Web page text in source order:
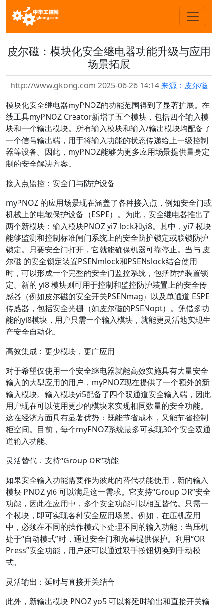
皮尔磁：模块化安全继电器功能升级与应用
场景拓展
http://www.gkong.com 2025-06-26 14:14来源：皮尔磁
模块化安全继电器myPNOZ的功能范围得到了显著扩展。在
线工具myPNOZ Creator新增了五个模块，包括四个输入模
块和一个输出模块。所有输入模块和输入/输出模块均配备了
一个信号输出端，用于将输入功能的状态传递给上一级控制
器等设备。因此，myPNOZ能够为更多应用场景提供量身定
制的安全解决方案。
接入点监控：安全门与防护设备
myPNOZ 的应用场景现在涵盖了各种接入点，例如安全门或
机械上的电敏保护设备（ESPE）。为此，安全继电器推出了
两个新模块：输入模块PNOZ yi7 lock和yi8。其中，yi7 模块
能够监测和控制标准闸门系统上的安全防护锁定或联锁防护
锁定。只要安全门打开，它就能确保机器可靠停止。当与 皮
尔磁 的安全锁定装置PSENmlock和PSENslock结合使用
时，可以形成一个完整的安全门监控系统，包括防护装置锁
定。新的 yi8 模块则可用于控制和监控防护装置上的安全传
感器（例如皮尔磁的安全开关PSENmag）以及单通道 ESPE
传感器，包括安全光栅（如皮尔磁的PSENopt）。凭借多功
能的yi8模块，用户只需一个输入模块，就能更灵活地实现生
产安全自动化。
高效集成：更少模块，更广应用
对于希望仅使用一个安全继电器就能高效实施具有大量安全
输入的大型应用的用户，myPNOZ现在提供了一个额外的新
输入模块。输入模块yi5配备了四个双通道安全输入端，因此
用户现在可以使用更少的模块来实现相同数量的安全功能。
这在经济方面具有显著优势：既能节省成本，又能节省控制
柜空间。目前，每个myPNOZ系统最多可实现30个安全双通
道输入功能。
灵活替代：支持“Group OR”功能
如果安全输入功能需要作为彼此的替代功能使用，新的输入
模块 PNOZ yi6 可以满足这一需求。它支持“Group OR”安全
功能，因此在应用中，多个安全功能可以相互替代。只需一
个模块，即可实现各种安全应用场景。例如，在压机应用
中，必须在不同的操作模式下处理不同的输入功能：当压机
处于“自动模式”时，通过安全门和光幕提供保护。利用“OR
Press”安全功能，用户还可以通过双手按钮切换到手动模
式。
灵活输出：延时与直接开关结合
此外，新输出模块 PNOZ yo5 可以将延时输出和直接开关输